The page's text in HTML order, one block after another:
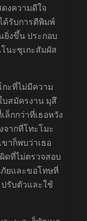
งความดีใจ
ด้รับการตีพิมพ์
ยิ่งขึ้น ประกอบ
นะซุเกะสัมผัส
ะที่ไม่มีความ
บสมัครงาน มุสึ
ล็กกว่าที่เธอหวัง
จากที่โทะโมะ
ขาก็พบว่าเธอ
ดที่ไม่ตรวจสอบ
ยและขอโทษที่
ปรับตัวและใช้